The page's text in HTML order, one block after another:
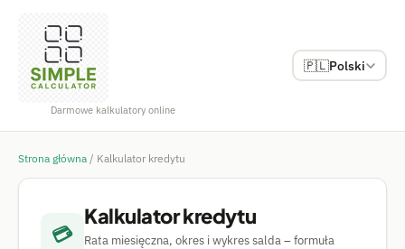
Darmowe kalkulatory online
🇵🇱Polski
Strona główna / Kalkulator kredytu
💳
Kalkulator kredytu
Rata miesięczna, okres i wykres salda – formuła